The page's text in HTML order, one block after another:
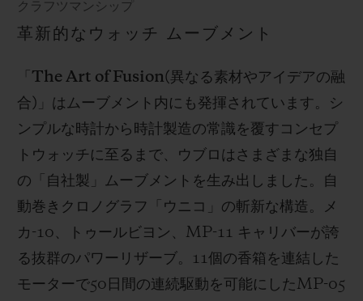
クラフツマンシップ
革新的なウォッチ ムーブメント
The Art of Fusion(異なる素材やアイデアの融
合) 」はムーブメント内にも発揮されています。シ
ンプルな時計から時計製造の常識を覆すコンセプ
トウォッチに至るまで、ウブロはさまざまな独自
の「自社製」ムーブメントを生み出しました。自
動巻きクロノグラフ「ウニコ」の斬新な構造。メ
カ -10 、トゥールビヨン、 MP-11 キャリバーが誇
る抜群のパワーリザーブ。 11個の香箱を連結した
モーターで50 日間の連続駆動を可能にしたMP-05